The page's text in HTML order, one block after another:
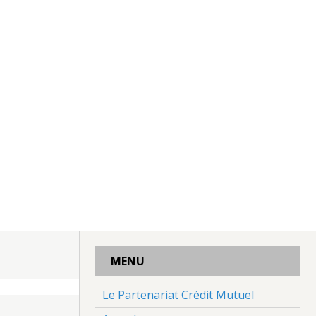
MENU
Le Partenariat Crédit Mutuel